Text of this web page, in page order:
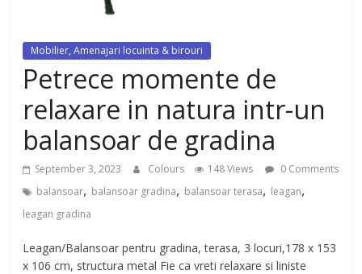
Mobilier, Amenajari locuinta & birouri
Petrece momente de
relaxare in natura intr-un
balansoar de gradina
September 3, 2023 Colours 148 Views
0 Comments
balansoar, balansoar gradina, balansoar terasa, leagan,
leagan gradina
Leagan/Balansoar pentru gradina, terasa, 3 locuri,178 x 153
x 106 cm, structura metal Fie ca vreti relaxare si liniste